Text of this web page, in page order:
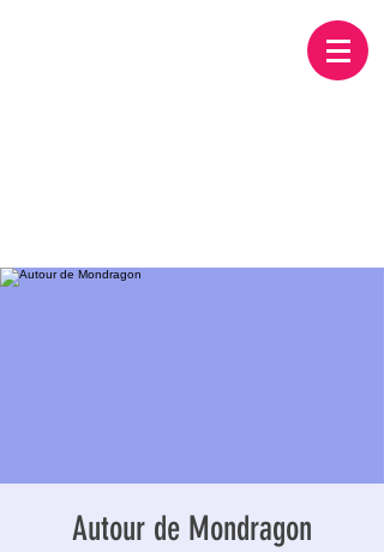
Autour de Mondragon